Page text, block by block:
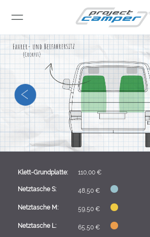
Klett-Grundplatte: 110,00 €
Netztasche S: 48,50 €
Netztasche M: 59,50 €
Netztasche L: 65,50 €